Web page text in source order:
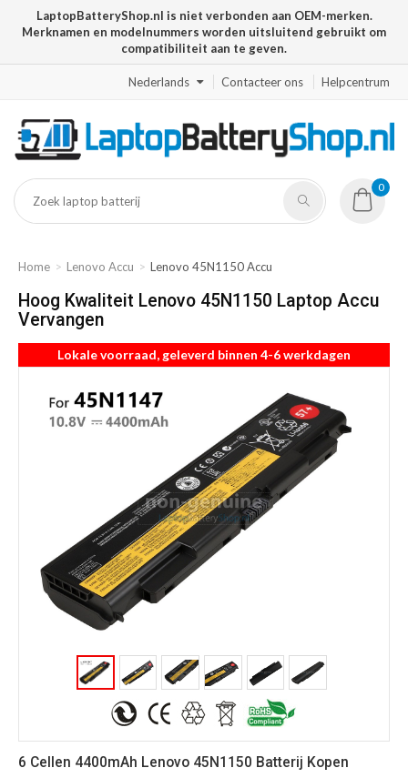
LaptopBatteryShop.nl is niet verbonden aan OEM-merken.
Merknamen en modelnummers worden uitsluitend gebruikt om
compatibiliteit aan te geven.
Nederlands Contacteer ons Helpcentrum
0
Home Lenovo Accu Lenovo 45N1150 Accu
Hoog Kwaliteit Lenovo 45N1150 Laptop Accu
Vervangen
Lokale voorraad, geleverd binnen 4-6 werkdagen
6 Cellen 4400mAh Lenovo 45N1150 Batterij Kopen